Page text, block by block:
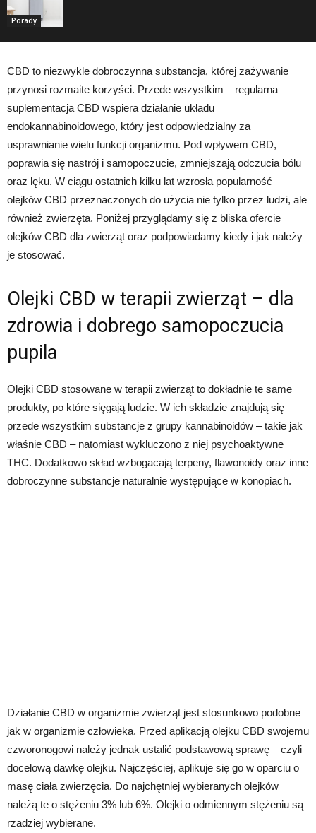
Porady
CBD to niezwykle dobroczynna substancja, której zażywanie
przynosi rozmaite korzyści. Przede wszystkim – regularna
suplementacja CBD wspiera działanie układu
endokannabinoidowego, który jest odpowiedzialny za
usprawnianie wielu funkcji organizmu. Pod wpływem CBD,
poprawia się nastrój i samopoczucie, zmniejszają odczucia bólu
oraz lęku. W ciągu ostatnich kilku lat wzrosła popularność
olejków CBD przeznaczonych do użycia nie tylko przez ludzi, ale
również zwierzęta. Poniżej przyglądamy się z bliska ofercie
olejków CBD dla zwierząt oraz podpowiadamy kiedy i jak należy
je stosować.
Olejki CBD w terapii zwierząt – dla
zdrowia i dobrego samopoczucia
pupila
Olejki CBD stosowane w terapii zwierząt to dokładnie te same
produkty, po które sięgają ludzie. W ich składzie znajdują się
przede wszystkim substancje z grupy kannabinoidów – takie jak
właśnie CBD – natomiast wykluczono z niej psychoaktywne
THC. Dodatkowo skład wzbogacają terpeny, flawonoidy oraz inne
dobroczynne substancje naturalnie występujące w konopiach.
Działanie CBD w organizmie zwierząt jest stosunkowo podobne
jak w organizmie człowieka. Przed aplikacją olejku CBD swojemu
czworonogowi należy jednak ustalić podstawową sprawę – czyli
docelową dawkę olejku. Najczęściej, aplikuje się go w oparciu o
masę ciała zwierzęcia. Do najchętniej wybieranych olejków
należą te o stężeniu 3% lub 6%. Olejki o odmiennym stężeniu są
rzadziej wybierane.